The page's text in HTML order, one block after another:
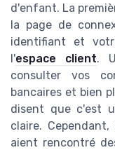
d'enfant. La
la page de
identifiant et
l'espace client.
consulter vos
bancaires et bien
disent que c'est
claire.
aient rencontré